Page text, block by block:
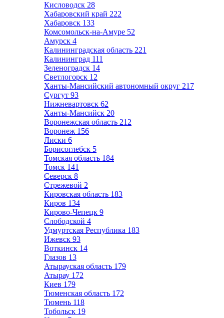
Кисловодск 28
Хабаровский край 222
Хабаровск 133
Комсомольск-на-Амуре 52
Амурск 4
Калининградская область 221
Калининград 111
Зеленоградск 14
Светлогорск 12
Ханты-Мансийский автономный округ 217
Сургут 93
Нижневартовск 62
Ханты-Мансийск 20
Воронежская область 212
Воронеж 156
Лиски 6
Борисоглебск 5
Томская область 184
Томск 141
Северск 8
Стрежевой 2
Кировская область 183
Киров 134
Кирово-Чепецк 9
Слободской 4
Удмуртская Республика 183
Ижевск 93
Воткинск 14
Глазов 13
Атырауская область 179
Атырау 172
Киев 179
Тюменская область 172
Тюмень 118
Тобольск 19